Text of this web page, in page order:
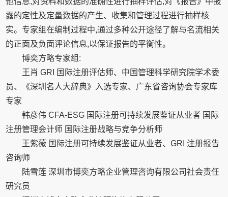
露的定性及定量数据的产生、收集和管理过程进行抽样核
实。专家组在编制过程中,通过多种公开途径了解与名流相关
的正面及负面评论信息,以保证报告的平衡性。
博奕方略专家组:
王肖 GRI 国际注册评估师、中国管理科学研究院学术委
员、《深圳名人大辞典》入选专家、广东省咨询协会专家库
专家
韩彦伟 CFA-ESG 国际注册可持续发展鉴证从业者 国际
注册管理会计师 国际注册战略与竞争分析师
王紫薇 国际注册可持续发展鉴证从业者、GRI 注册报告
咨询师
陆雪莲 深圳市博奕方略企业管理咨询有限公司社会责任
研究员